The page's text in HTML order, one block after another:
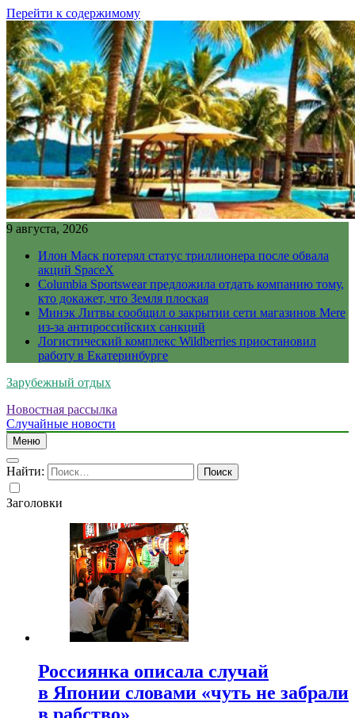
Перейти к содержимому
9 августа, 2026
Илон Маск потерял статус триллионера после обвала
акций SpaceX
Columbia Sportswear предложила отдать компанию тому,
кто докажет, что Земля плоская
Минэк Литвы сообщил о закрытии сети магазинов Mere
из-за антироссийских санкций
Логистический комплекс Wildberries приостановил
работу в Екатеринбурге
Зарубежный отдых
Новостная рассылка
Случайные новости
Меню
Найти:
Заголовки
Россиянка описала случай
в Японии словами «чуть не забрали